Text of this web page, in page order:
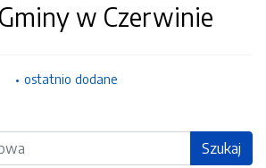
w Czerwinie
ostatnio dodane
Szukaj